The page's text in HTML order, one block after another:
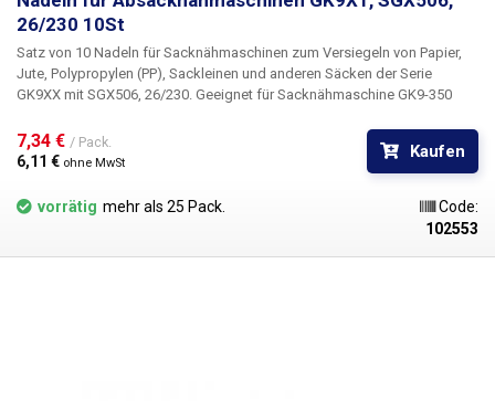
26/230 10St
Satz von 10 Nadeln für Sacknähmaschinen zum Versiegeln von Papier,
Jute, Polypropylen (PP), Sackleinen und anderen Säcken der Serie
GK9XX mit SGX506, 26/230. Geeignet für Sacknähmaschine GK9-350
7,34 € / Pack.
6,11 € ohne MwSt
Kaufen
vorrätig mehr als 25 Pack.
Code:
102553